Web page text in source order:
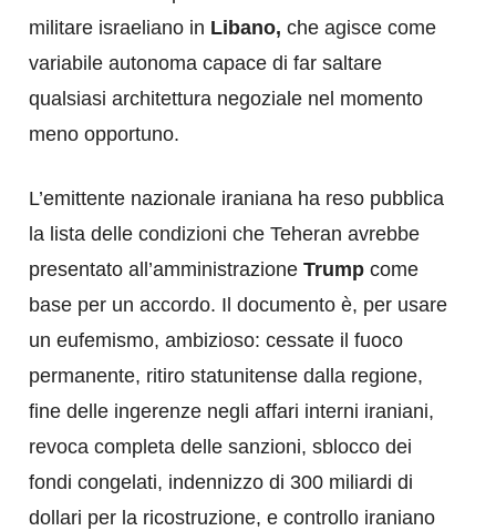
militare israeliano in Libano, che agisce come
variabile autonoma capace di far saltare
qualsiasi architettura negoziale nel momento
meno opportuno.
L’emittente nazionale iraniana ha reso pubblica
la lista delle condizioni che Teheran avrebbe
presentato all’amministrazione Trump come
base per un accordo. Il documento è, per usare
un eufemismo, ambizioso: cessate il fuoco
permanente, ritiro statunitense dalla regione,
fine delle ingerenze negli affari interni iraniani,
revoca completa delle sanzioni, sblocco dei
fondi congelati, indennizzo di 300 miliardi di
dollari per la ricostruzione, e controllo iraniano